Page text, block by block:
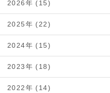
2026年 (15)
2025年 (22)
2024年 (15)
2023年 (18)
2022年 (14)